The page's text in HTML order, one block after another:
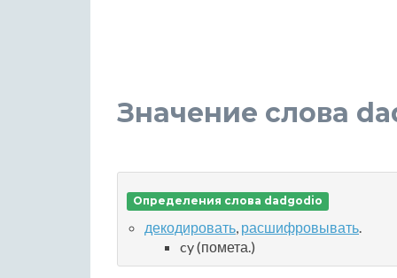
Значение слова
Определения слова dadgodio
декодировать, расшифровывать.
cy (помета.)